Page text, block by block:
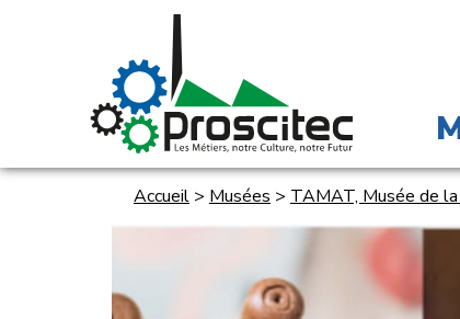
Accueil > Musées > TAMAT, Musée de